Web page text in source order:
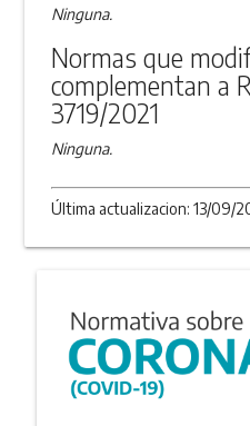
Ninguna.
Normas que
complementan a
3719/2021
Ninguna.
Última actualizacion: 13/09/